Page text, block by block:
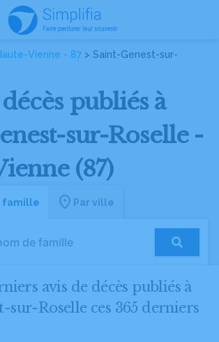
Vienne - 87 > Saint-Genest-sur-
publiés à
sur-Roselle -
(87)
famille Par ville
avis de décès publiés à
sur-Roselle ces 365 derniers